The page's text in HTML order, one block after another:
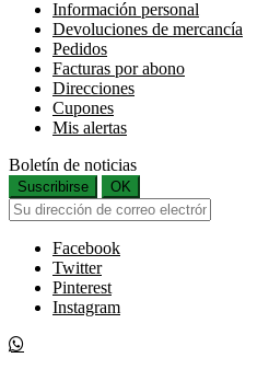
Información personal
Devoluciones de mercancía
Pedidos
Facturas por abono
Direcciones
Cupones
Mis alertas
Boletín de noticias
Suscribirse OK
Facebook
Twitter
Pinterest
Instagram